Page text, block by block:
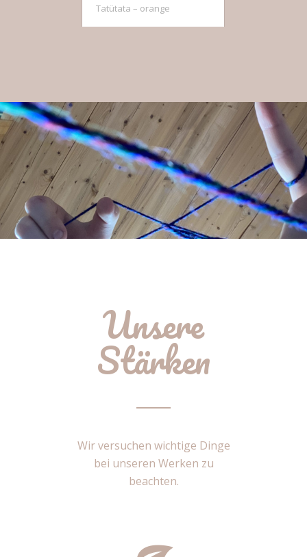
Tatütata – orange
Unsere
Stärken
Wir versuchen wichtige Dinge
bei unseren Werken zu
beachten.